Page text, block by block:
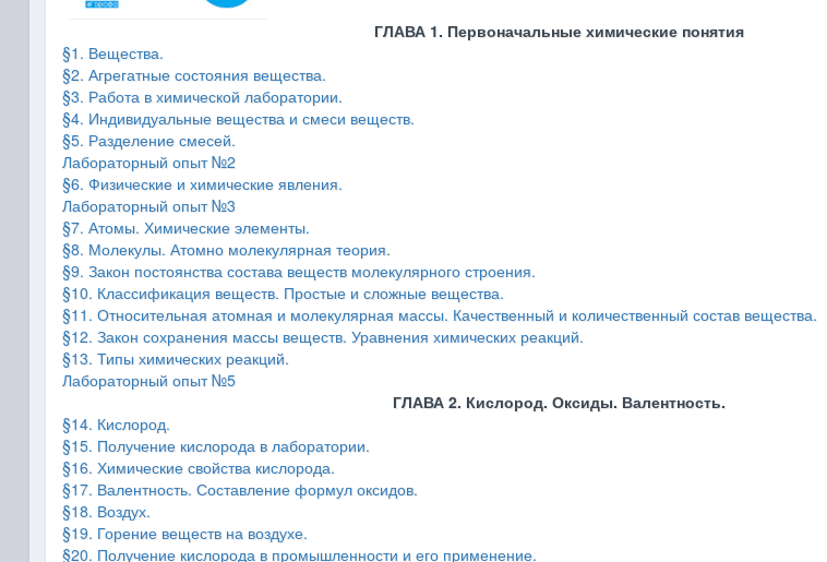
ГЛАВА 1. Первоначальные химические понятия
§1. Вещества.
§2. Агрегатные состояния вещества.
§3. Работа в химической лаборатории.
§4. Индивидуальные вещества и смеси веществ.
§5. Разделение смесей.
Лабораторный опыт №2
§6. Физические и химические явления.
Лабораторный опыт №3
§7. Атомы. Химические элементы.
§8. Молекулы. Атомно молекулярная теория.
§9. Закон постоянства состава веществ молекулярного строения.
§10. Классификация веществ. Простые и сложные вещества.
§11. Относительная атомная и молекулярная массы. Качественный и количественный состав вещества.
§12. Закон сохранения массы веществ. Уравнения химических реакций.
§13. Типы химических реакций.
Лабораторный опыт №5
ГЛАВА 2. Кислород. Оксиды. Валентность.
§14. Кислород.
§15. Получение кислорода в лаборатории.
§16. Химические свойства кислорода.
§17. Валентность. Составление формул оксидов.
§18. Воздух.
§19. Горение веществ на воздухе.
§20. Получение кислорода в промышленности и его применение.